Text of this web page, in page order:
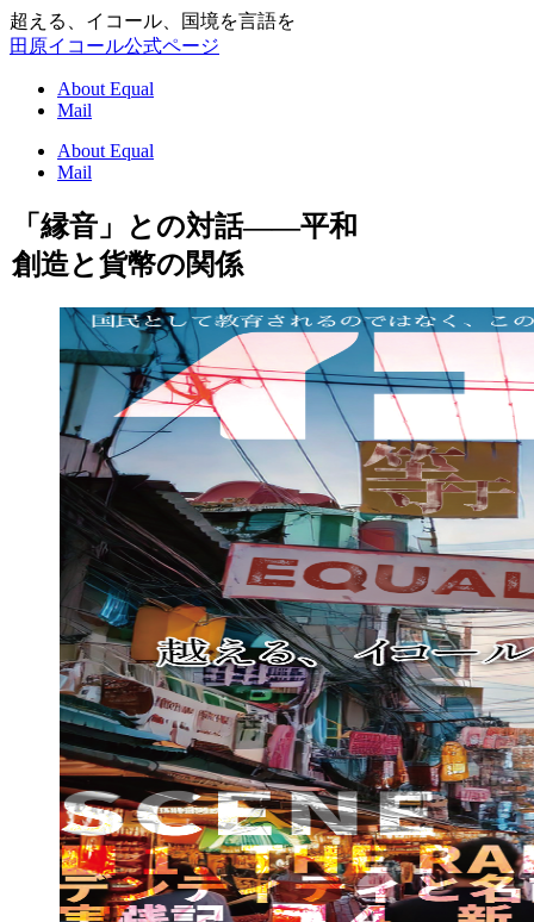
超える、イコール、国境を言語を
田原イコール公式ページ
About Equal
Mail
About Equal
Mail
「縁音」との対話――平和
創造と貨幣の関係